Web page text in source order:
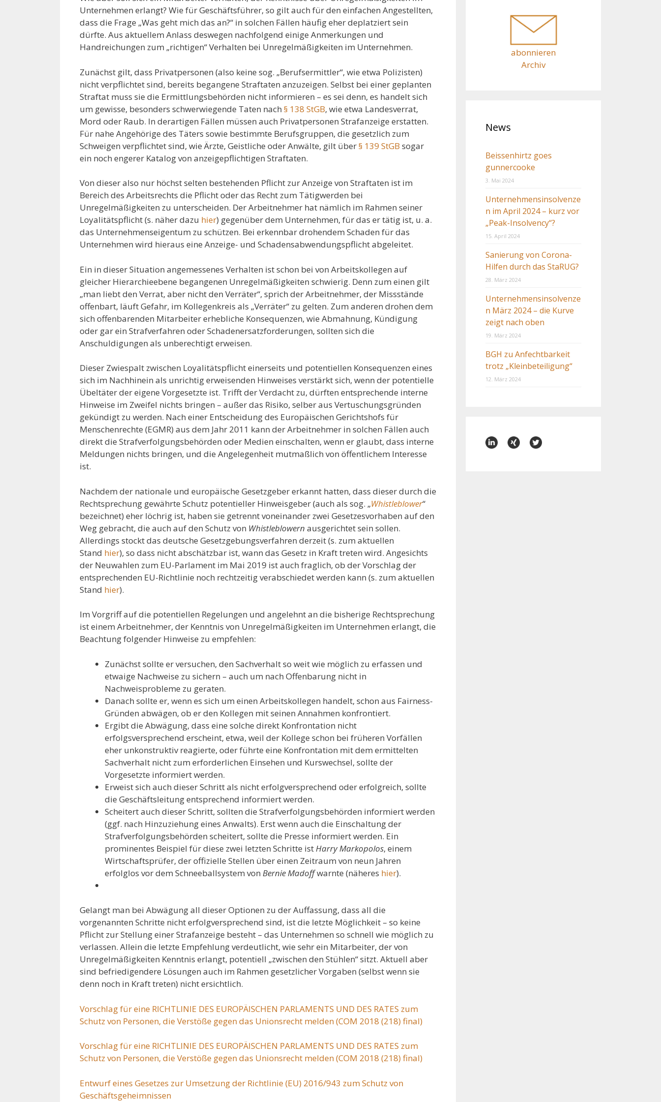
Unternehmen erlangt? Wie für Geschäftsführer, so gilt auch für den einfachen Angestellten,
dass die Frage „Was geht mich das an?“ in solchen Fällen häufig eher deplatziert sein
dürfte. Aus aktuellem Anlass deswegen nachfolgend einige Anmerkungen und
Handreichungen zum „richtigen“ Verhalten bei Unregelmäßigkeiten im Unternehmen.
Zunächst gilt, dass Privatpersonen (also keine sog. „Berufsermittler“, wie etwa Polizisten)
nicht verpflichtet sind, bereits begangene Straftaten anzuzeigen. Selbst bei einer geplanten
Straftat muss sie die Ermittlungsbehörden nicht informieren – es sei denn, es handelt sich
um gewisse, besonders schwerwiegende Taten nach § 138 StGB, wie etwa Landesverrat,
Mord oder Raub. In derartigen Fällen müssen auch Privatpersonen Strafanzeige erstatten.
Für nahe Angehörige des Täters sowie bestimmte Berufsgruppen, die gesetzlich zum
Schweigen verpflichtet sind, wie Ärzte, Geistliche oder Anwälte, gilt über§ 139 StGB sogar
ein noch engerer Katalog von anzeigepflichtigen Straftaten.
Von dieser also nur höchst selten bestehenden Pflicht zur Anzeige von Straftaten ist im
Bereich des Arbeitsrechts die Pflicht oder das Recht zum Tätigwerden bei
Unregelmäßigkeiten zu unterscheiden. Der Arbeitnehmer hat nämlich im Rahmen seiner
Loyalitätspflicht (s. näher dazu hier) gegenüber dem Unternehmen, für das er tätig ist, u. a.
das Unternehmenseigentum zu schützen. Bei erkennbar drohendem Schaden für das
Unternehmen wird hieraus eine Anzeige- und Schadensabwendungspflicht abgeleitet.
Ein in dieser Situation angemessenes Verhalten ist schon bei von Arbeitskollegen auf
gleicher Hierarchieebene begangenen Unregelmäßigkeiten schwierig. Denn zum einen gilt
„man liebt den Verrat, aber nicht den Verräter“, sprich der Arbeitnehmer, der Missstände
offenbart, läuft Gefahr, im Kollegenkreis als „Verräter“ zu gelten. Zum anderen drohen dem
sich offenbarenden Mitarbeiter erhebliche Konsequenzen, wie Abmahnung, Kündigung
oder gar ein Strafverfahren oder Schadenersatzforderungen, sollten sich die
Anschuldigungen als unberechtigt erweisen.
Dieser Zwiespalt zwischen Loyalitätspflicht einerseits und potentiellen Konsequenzen eines
sich im Nachhinein als unrichtig erweisenden Hinweises verstärkt sich, wenn der potentielle
Übeltäter der eigene Vorgesetzte ist. Trifft der Verdacht zu, dürften entsprechende interne
Hinweise im Zweifel nichts bringen – außer das Risiko, selber aus Vertuschungsgründen
gekündigt zu werden. Nach einer Entscheidung des Europäischen Gerichtshofs für
Menschenrechte (EGMR) aus dem Jahr 2011 kann der Arbeitnehmer in solchen Fällen auch
direkt die Strafverfolgungsbehörden oder Medien einschalten, wenn er glaubt, dass interne
Meldungen nichts bringen, und die Angelegenheit mutmaßlich von öffentlichem Interesse
ist.
Nachdem der nationale und europäische Gesetzgeber erkannt hatten, dass dieser durch die
Rechtsprechung gewährte Schutz potentieller Hinweisgeber (auch als sog. „Whistleblower“
bezeichnet) eher löchrig ist, haben sie getrennt voneinander zwei Gesetzesvorhaben auf den
Weg gebracht, die auch auf den Schutz von Whistleblowern ausgerichtet sein sollen.
Allerdings stockt das deutsche Gesetzgebungsverfahren derzeit (s. zum aktuellen
Stand hier), so dass nicht abschätzbar ist, wann das Gesetz in Kraft treten wird. Angesichts
der Neuwahlen zum EU-Parlament im Mai 2019 ist auch fraglich, ob der Vorschlag der
entsprechenden EU-Richtlinie noch rechtzeitig verabschiedet werden kann (s. zum aktuellen
Stand hier).
Im Vorgriff auf die potentiellen Regelungen und angelehnt an die bisherige Rechtsprechung
ist einem Arbeitnehmer, der Kenntnis von Unregelmäßigkeiten im Unternehmen erlangt, die
Beachtung folgender Hinweise zu empfehlen:
Zunächst sollte er versuchen, den Sachverhalt so weit wie möglich zu erfassen und
etwaige Nachweise zu sichern – auch um nach Offenbarung nicht in
Nachweisprobleme zu geraten.
Danach sollte er, wenn es sich um einen Arbeitskollegen handelt, schon aus Fairness-
Gründen abwägen, ob er den Kollegen mit seinen Annahmen konfrontiert.
Ergibt die Abwägung, dass eine solche direkt Konfrontation nicht
erfolgsversprechend erscheint, etwa, weil der Kollege schon bei früheren Vorfällen
eher unkonstruktiv reagierte, oder führte eine Konfrontation mit dem ermittelten
Sachverhalt nicht zum erforderlichen Einsehen und Kurswechsel, sollte der
Vorgesetzte informiert werden.
Erweist sich auch dieser Schritt als nicht erfolgversprechend oder erfolgreich, sollte
die Geschäftsleitung entsprechend informiert werden.
Scheitert auch dieser Schritt, sollten die Strafverfolgungsbehörden informiert werden
(ggf. nach Hinzuziehung eines Anwalts). Erst wenn auch die Einschaltung der
Strafverfolgungsbehörden scheitert, sollte die Presse informiert werden. Ein
prominentes Beispiel für diese zwei letzten Schritte istHarry Markopolos, einem
Wirtschaftsprüfer, der offizielle Stellen über einen Zeitraum von neun Jahren
erfolglos vor dem Schneeballsystem von Bernie Madoffwarnte (näheres hier).
Gelangt man bei Abwägung all dieser Optionen zu der Auffassung, dass all die
vorgenannten Schritte nicht erfolgversprechend sind, ist die letzte Möglichkeit – so keine
Pflicht zur Stellung einer Strafanzeige besteht – das Unternehmen so schnell wie möglich zu
verlassen. Allein die letzte Empfehlung verdeutlicht, wie sehr ein Mitarbeiter, der von
Unregelmäßigkeiten Kenntnis erlangt, potentiell „zwischen den Stühlen“ sitzt. Aktuell aber
sind befriedigendere Lösungen auch im Rahmen gesetzlicher Vorgaben (selbst wenn sie
denn noch in Kraft treten) nicht ersichtlich.
Vorschlag für eine RICHTLINIE DES EUROPÄISCHEN PARLAMENTS UND DES RATES zum
Schutz von Personen, die Verstöße gegen das Unionsrecht melden (COM 2018 (218) final)
Vorschlag für eine RICHTLINIE DES EUROPÄISCHEN PARLAMENTS UND DES RATES zum
Schutz von Personen, die Verstöße gegen das Unionsrecht melden (COM 2018 (218) final)
Entwurf eines Gesetzes zur Umsetzung der Richtlinie (EU) 2016/943 zum Schutz von
Geschäftsgeheimnissen
abonnieren
Archiv
News
Beissenhirtz goes
gunnercooke
3. Mai 2024
Unternehmensinsolvenze
n im April 2024 – kurz vor
„Peak-Insolvency“?
15. April 2024
Sanierung von Corona-
Hilfen durch das StaRUG?
28. März 2024
Unternehmensinsolvenze
n März 2024 – die Kurve
zeigt nach oben
19. März 2024
BGH zu Anfechtbarkeit
trotz „Kleinbeteiligung“
12. März 2024